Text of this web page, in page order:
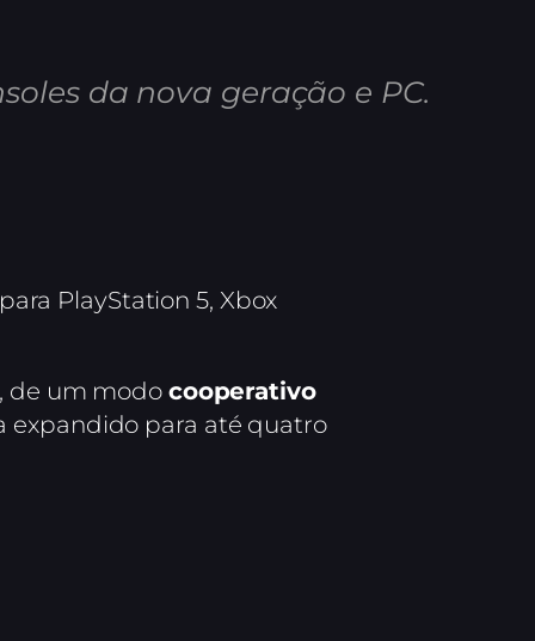
da nova geração e PC.
PlayStation 5, Xbox
de um modo cooperativo
expandido para até quatro